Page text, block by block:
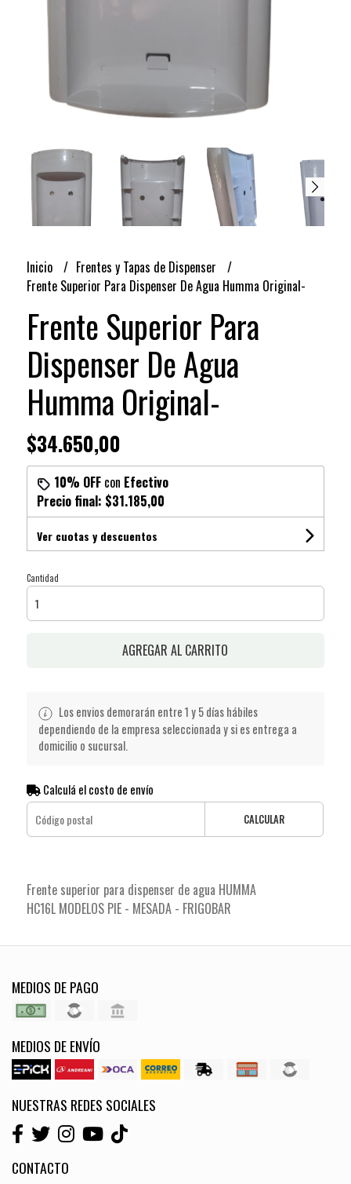
Inicio
Frentes y Tapas de Dispenser
Frente Superior Para Dispenser De Agua Humma Original-
Frente Superior Para
Dispenser De Agua
Humma Original-
$34.650,00
10% OFFcon Efectivo
Precio final: $31.185,00
Ver cuotas y descuentos
Cantidad
AGREGAR AL CARRITO
Los envios demorarán entre 1 y 5 días hábiles
dependiendo de la empresa seleccionada y si es entrega a
domicilio o sucursal.
Calculá el costo de envío
CALCULAR
Frente superior para dispenser de agua HUMMA
HC16L MODELOS PIE - MESADA - FRIGOBAR
MEDIOS DE PAGO
MEDIOS DE ENVÍO
NUESTRAS REDES SOCIALES
CONTACTO